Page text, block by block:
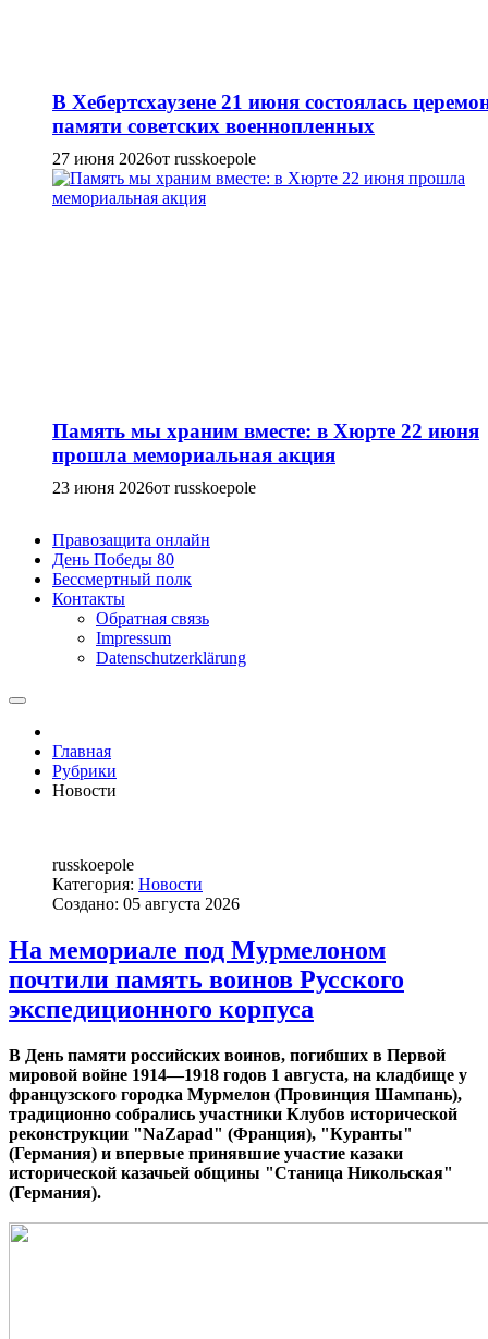
В Хебертсхаузене 21 июня состоялась
памяти советских военнопленных
27 июня 2026от russkoepole
Память мы храним вместе: в Хюрте 22 июня
прошла мемориальная акция
23 июня 2026от russkoepole
Правозащита онлайн
День Победы 80
Бессмертный полк
Контакты
Обратная связь
Impressum
Datenschutzerklärung
Главная
Рубрики
Новости
russkoepole
Категория: Новости
Создано: 05 августа 2026
На мемориале под Мурмелоном
почтили память воинов Русского
экспедиционного корпуса
В День памяти российских воинов, погибших в Первой
мировой войне 1914—1918 годов 1 августа, на кладбище у
французcкого городка Мурмелон (Провинция Шампань),
традиционно собрались участники Клубов исторической
реконструкции "NaZapad" (Франция), "Куранты"
(Германия) и впервые принявшие участие казаки
исторической казачьей общины "Станица Никольская"
(Германия).